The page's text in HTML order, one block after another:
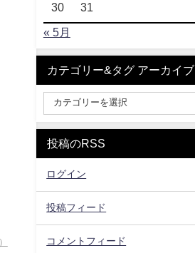
30 31
« 5月
カテゴリー&タグ アーカイブ
投稿のRSS
ログイン
投稿フィード
コメントフィード